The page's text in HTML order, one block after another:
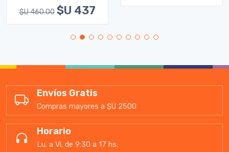
$U 460.00 $U 437
Envíos Gratis
Compras mayores a $U 2500
Horario
Lu. a Vi. de 9:30 a 17 hs.